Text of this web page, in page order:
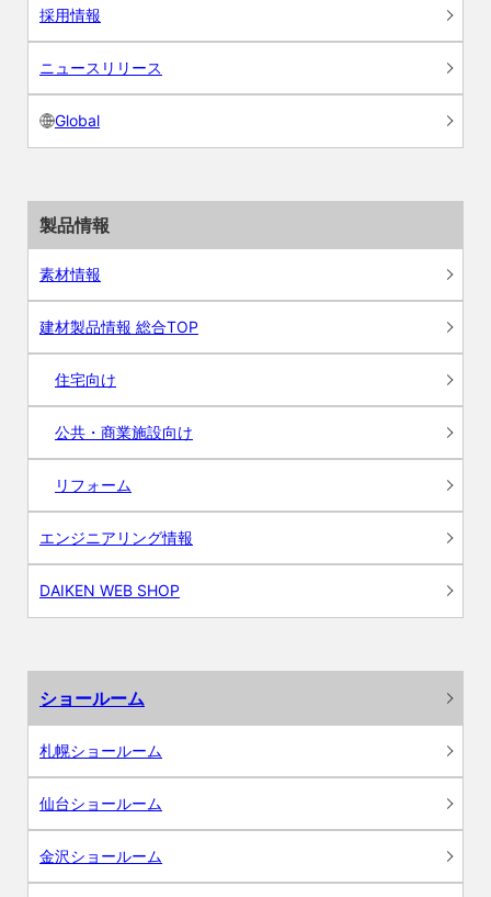
採用情報
ニュースリリース
Global
製品情報
素材情報
建材製品情報 総合TOP
住宅向け
公共・商業施設向け
リフォーム
エンジニアリング情報
DAIKEN WEB SHOP
ショールーム
札幌ショールーム
仙台ショールーム
金沢ショールーム